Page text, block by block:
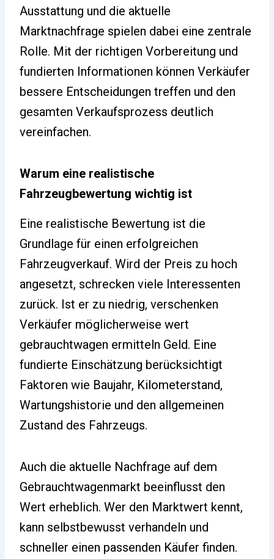
Ausstattung und die aktuelle
Marktnachfrage spielen dabei eine zentrale
Rolle. Mit der richtigen Vorbereitung und
fundierten Informationen können Verkäufer
bessere Entscheidungen treffen und den
gesamten Verkaufsprozess deutlich
vereinfachen.
Warum eine realistische
Fahrzeugbewertung wichtig ist
Eine realistische Bewertung ist die
Grundlage für einen erfolgreichen
Fahrzeugverkauf. Wird der Preis zu hoch
angesetzt, schrecken viele Interessenten
zurück. Ist er zu niedrig, verschenken
Verkäufer möglicherweise wert
gebrauchtwagen ermitteln Geld. Eine
fundierte Einschätzung berücksichtigt
Faktoren wie Baujahr, Kilometerstand,
Wartungshistorie und den allgemeinen
Zustand des Fahrzeugs.
Auch die aktuelle Nachfrage auf dem
Gebrauchtwagenmarkt beeinflusst den
Wert erheblich. Wer den Marktwert kennt,
kann selbstbewusst verhandeln und
schneller einen passenden Käufer finden.